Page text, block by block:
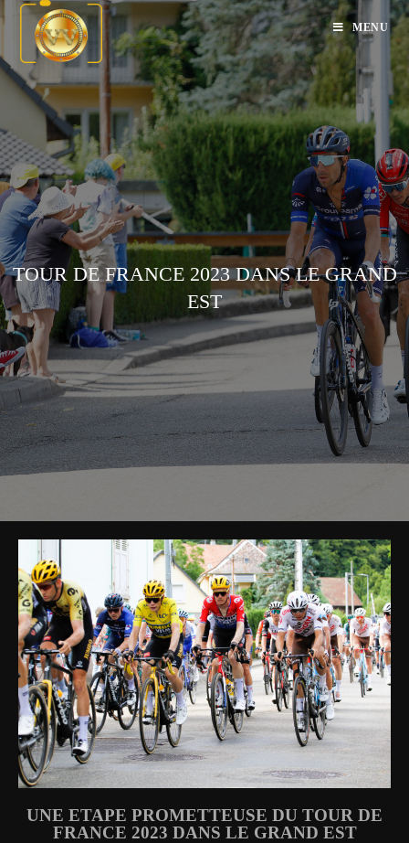
MENU
TOUR DE FRANCE 2023 DANS LE GRAND
EST
UNE ETAPE PROMETTEUSE DU TOUR DE
FRANCE 2023 DANS LE GRAND EST